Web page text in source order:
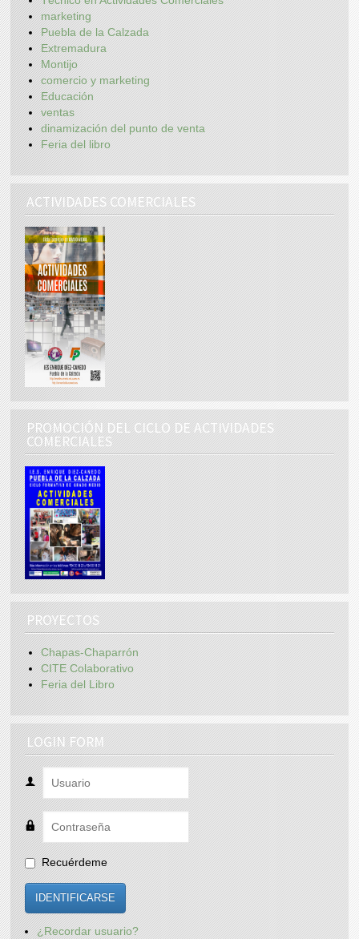
marketing
Puebla de la Calzada
Extremadura
Montijo
comercio y marketing
Educación
ventas
dinamización del punto de venta
Feria del libro
ACTIVIDADES COMERCIALES
PROMOCIÓN DEL CICLO DE ACTIVIDADES
COMERCIALES
PROYECTOS
Chapas-Chaparrón
CITE Colaborativo
Feria del Libro
LOGIN FORM
Recuérdeme
IDENTIFICARSE
¿Recordar usuario?